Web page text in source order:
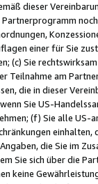
dieser
einer für Sie
(c) Sie
Teilnahme am
die in dieser
Sie US-
(f) Sie alle
die Sie im
Sie sich über die
keine